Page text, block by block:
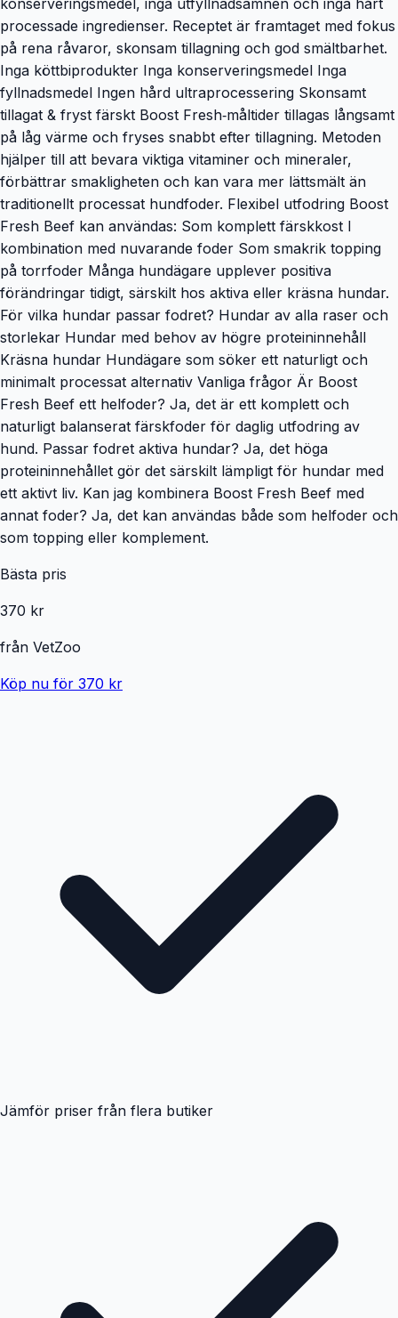
processade ingredienser. Receptet är framtaget med fokus
på rena råvaror, skonsam tillagning och god smältbarhet.
Inga köttbiprodukter Inga konserveringsmedel Inga
fyllnadsmedel Ingen hård ultraprocessering Skonsamt
tillagat & fryst färskt Boost Fresh‑måltider tillagas långsamt
på låg värme och fryses snabbt efter tillagning. Metoden
hjälper till att bevara viktiga vitaminer och mineraler,
förbättrar smakligheten och kan vara mer lättsmält än
traditionellt processat hundfoder. Flexibel utfodring Boost
Fresh Beef kan användas: Som komplett färskkost I
kombination med nuvarande foder Som smakrik topping
på torrfoder Många hundägare upplever positiva
förändringar tidigt, särskilt hos aktiva eller kräsna hundar.
För vilka hundar passar fodret? Hundar av alla raser och
storlekar Hundar med behov av högre proteininnehåll
Kräsna hundar Hundägare som söker ett naturligt och
minimalt processat alternativ Vanliga frågor Är Boost
Fresh Beef ett helfoder? Ja, det är ett komplett och
naturligt balanserat färskfoder för daglig utfodring av
hund. Passar fodret aktiva hundar? Ja, det höga
proteininnehållet gör det särskilt lämpligt för hundar med
ett aktivt liv. Kan jag kombinera Boost Fresh Beef med
annat foder? Ja, det kan användas både som helfoder och
som topping eller komplement.
Bästa pris
370 kr
från VetZoo
Köp nu för 370 kr
Jämför priser från flera butiker